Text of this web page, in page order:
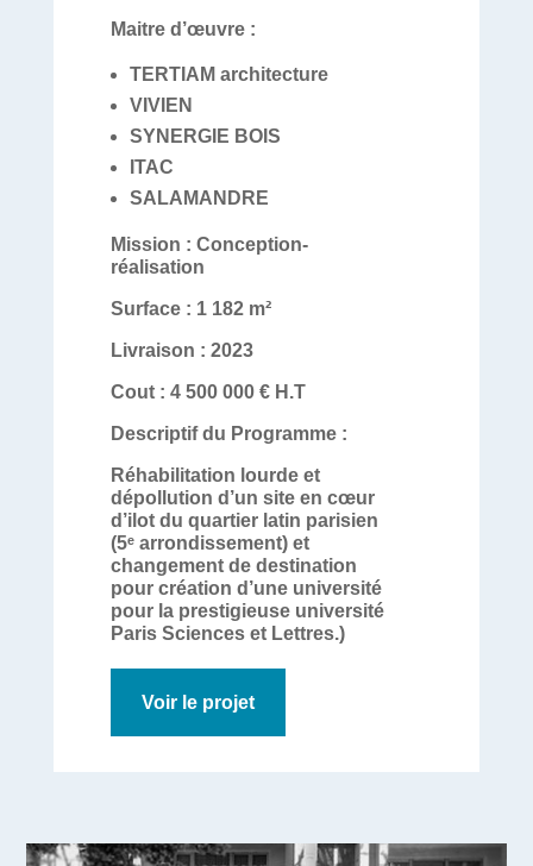
Maitre d’œuvre :
TERTIAM architecture
VIVIEN
SYNERGIE BOIS
ITAC
SALAMANDRE
Mission : Conception-
réalisation
Surface : 1 182 m²
Livraison : 2023
Cout : 4 500 000 € H.T
Descriptif du Programme :
Réhabilitation lourde et
dépollution d’un site en cœur
d’ilot du quartier latin parisien
(5ᵉ arrondissement) et
changement de destination
pour création d’une université
pour la prestigieuse université
Paris Sciences et Lettres.)
Voir le projet